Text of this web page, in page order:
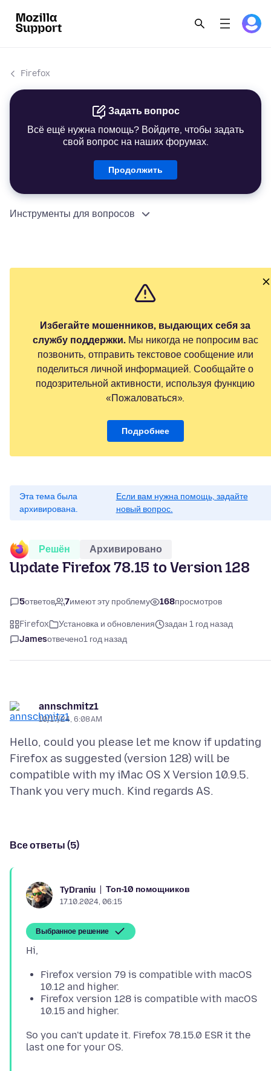
Firefox
Задать вопрос
Всё ещё нужна помощь? Войдите, чтобы задать
свой вопрос на наших форумах.
Продолжить
Инструменты для вопросов
Избегайте мошенников, выдающих себя за
службу поддержки.Мы никогда не попросим вас
позвонить, отправить текстовое сообщение или
поделиться личной информацией. Сообщайте о
подозрительной активности, используя функцию
«Пожаловаться».
Подробнее
Эта тема была
архивирована.
Если вам нужна помощь, задайте
новый вопрос.
Решён Архивировано
Update Firefox 78.15 to Version 128
5ответов 7имеют эту проблему 168просмотров
Firefox Установка и обновления
задан 1 год назад
Jamesотвечено1 год назад
annschmitz1
10/17/24, 6:08 AM
Hello, could you please let me know if updating
Firefox as suggested (version 128) will be
compatible with my iMac OS X Version 10.9.5.
Все ответы (5)
TyDraniu Топ-10 помощников
17.10.2024, 06:15
Выбранное решение
Firefox version 79 is compatible with macOS
10.12 and higher.
Firefox version 128 is compatible with macOS
10.15 and higher.
So you can't update it. Firefox 78.15.0 ESR it the